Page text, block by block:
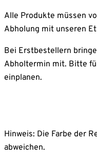
Alle Produkte müssen
Abholung mit unseren
Bei Erstbestellern
Abholtermin mit. Bitte
einplanen.
Hinweis: Die Farbe der
abweichen.